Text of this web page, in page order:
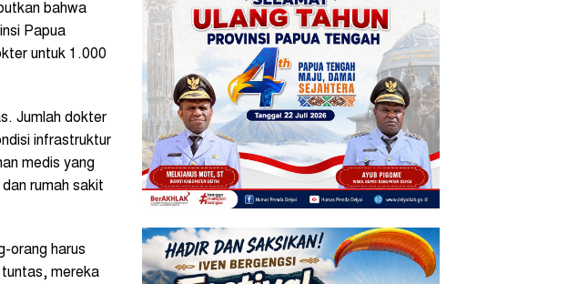
bahwa
Papua
untuk 1.000
Jumlah dokter
infrastruktur
medis yang
rumah sakit
orang harus
mereka